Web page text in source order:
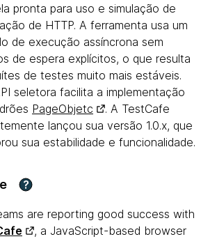
pronta para uso e simulação de
de HTTP. A ferramenta usa um
de execução assíncrona sem
de espera explícitos, o que resulta
de testes muito mais estáveis.
seletora facilita a implementação
PageObjetc
. A TestCafe
lançou sua versão 1.0.x, que
sua estabilidade e funcionalidade.
?
are reporting good success with
, a JavaScript-based browser